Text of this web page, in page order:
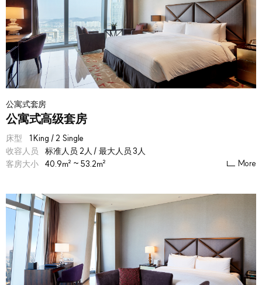
公寓式套房
公寓式高级套房
床型
1 King / 2 Single
收容人员
标准人员 2人 / 最大人员 3人
客房大小
40.9㎡ ~ 53.2㎡ More